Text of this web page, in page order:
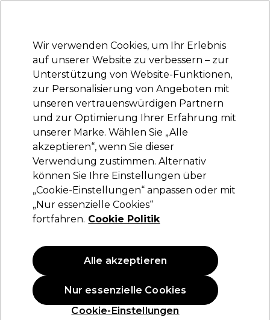
Anmelden
Marken Deals Haare Elektrogeräte Saloneinrichtung
Lieferung und Lieferzeiten
– mehr erfahren
Schwarzkopf Professional
Schwarzkopf Osis+ Rock-Hard 150ml
0
22,60 €
15.07 € pro 100ml
ANGEBOT
Wir verwenden Cookies, um Ihr Erlebnis
auf unserer Website zu verbessern – zur
Unterstützung von Website-Funktionen,
zur Personalisierung von Angeboten mit
unseren vertrauenswürdigen Partnern
und zur Optimierung Ihrer Erfahrung mit
unserer Marke. Wählen Sie „Alle
akzeptieren“, wenn Sie dieser
Verwendung zustimmen. Alternativ
können Sie Ihre Einstellungen über
„Cookie-Einstellungen“ anpassen oder mit
„Nur essenzielle Cookies“
fortfahren. Cookie Politik
Cookie-Einstellungen
Nur essenzielle Cookies
Alle akzeptieren